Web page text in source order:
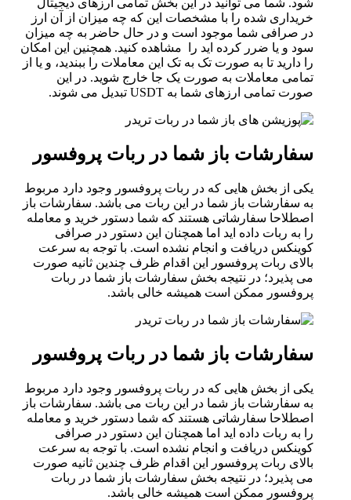
شود. شما می توانید در این بخش تمامی ارزهای دیجیتال
خریداری شده را با مشخصات این که چه میزان از آن ارز
در صرافی شما موجود است و در حال حاضر به چه میزان
سود و یا ضرر کرده اید را مشاهده کنید. همچنین این امکان
را دارید تا به صورت تک به تک این معاملات را ببندید، و یا از
تمامی معاملات به صورت یک جا خارج شوید. در این
صورت تمامی ارزهای شما به USDT تبدیل می شوند.
سفارشات باز شما در ربات پروفسور
یکی از بخش هایی که در ربات پروفسور وجود دارد مربوط
به سفارشات باز شما در این ربات می باشد. سفارشات باز
اصطلاحا سفارشاتی هستند که شما دستور خرید و معامله
را به ربات داده اید اما همچنان این دستور در صرافی
کوینکس دریافت و انجام نشده است. با توجه به سرعت
بالای ربات پروفسور این اقدام ظرف چندین ثانیه صورت
می پذیرد؛ در نتیجه بخش سفارشات باز شما در ربات
پروفسور ممکن است همیشه خالی باشد.
سفارشات باز شما در ربات پروفسور
یکی از بخش هایی که در ربات پروفسور وجود دارد مربوط
به سفارشات باز شما در این ربات می باشد. سفارشات باز
اصطلاحا سفارشاتی هستند که شما دستور خرید و معامله
را به ربات داده اید اما همچنان این دستور در صرافی
کوینکس دریافت و انجام نشده است. با توجه به سرعت
بالای ربات پروفسور این اقدام ظرف چندین ثانیه صورت
می پذیرد؛ در نتیجه بخش سفارشات باز شما در ربات
پروفسور ممکن است همیشه خالی باشد.